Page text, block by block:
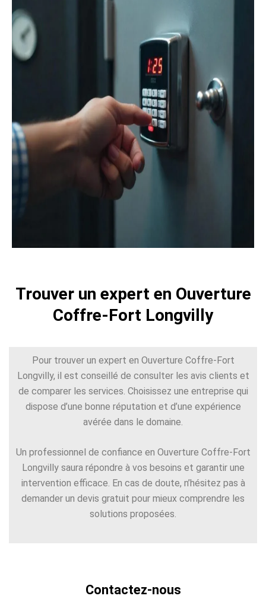
Trouver un expert en Ouverture
Coffre-Fort Longvilly
Pour trouver un expert en Ouverture Coffre-Fort
Longvilly, il est conseillé de consulter les avis clients et
de comparer les services. Choisissez une entreprise qui
dispose d’une bonne réputation et d’une expérience
avérée dans le domaine.
Un professionnel de confiance en Ouverture Coffre-Fort
Longvilly saura répondre à vos besoins et garantir une
intervention efficace. En cas de doute, n’hésitez pas à
demander un devis gratuit pour mieux comprendre les
solutions proposées.
Contactez-nous